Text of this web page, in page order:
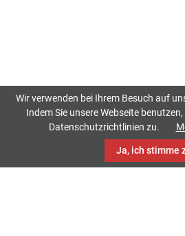
Wir verwenden bei Ihrem Besuch auf
Indem Sie unsere Webseite
Datenschutzrichtlinien zu.
Ja, ich stimme